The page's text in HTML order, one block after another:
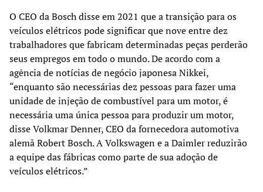
O CEO da Bosch disse em 2021 que a transição para os
veículos elétricos pode significar que nove entre dez
trabalhadores que fabricam determinadas peças perderão
seus empregos em todo o mundo. De acordo com a
agência de notícias de negócio japonesa Nikkei,
“enquanto são necessárias dez pessoas para fazer uma
unidade de injeção de combustível para um motor, é
necessária uma única pessoa para produzir um motor,
disse Volkmar Denner, CEO da fornecedora automotiva
alemã Robert Bosch. A Volkswagen e a Daimler reduzirão
a equipe das fábricas como parte de sua adoção de
veículos elétricos.”